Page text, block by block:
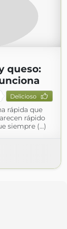
queso:
Delicioso
rápida que
rápido
siempre (...)